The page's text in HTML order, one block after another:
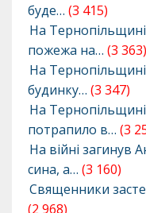
буде… (3 415)
На
пожежа на… (3 363)
На
будинку… (3 347)
На
потрапило в… (3
На війні загинув
сина, а… (3 160)
Священники
(2 968)